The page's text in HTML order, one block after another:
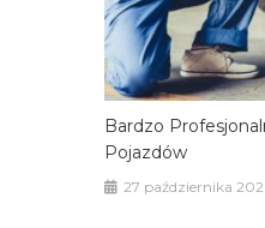
Bardzo
Pojazdów
27 października